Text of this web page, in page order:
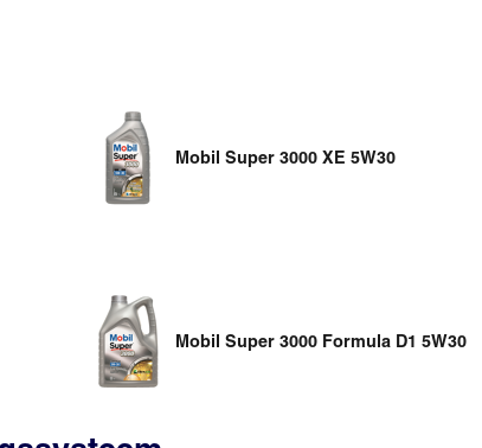
Mobil Super 3000 XE 5W30
Mobil Super 3000 Formula D1 5W30